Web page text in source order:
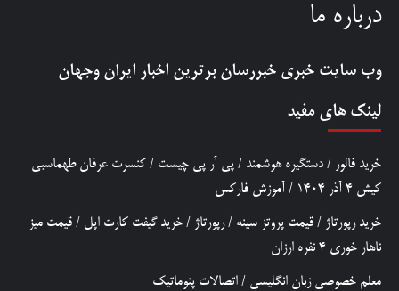
درباره ما
وب سایت خبری خبررسان برترین اخبار ایران وجهان
لینک های مفید
خرید فالور / دستگیره هوشمند / پی آر پی چیست / کنسرت عرفان طهماسبی
کیش 4 آذر 1404
/ آموزش فارکس
خرید رپورتاژ / قیمت پروتز سینه /رپورتاژ / خرید گیفت کارت اپل / قیمت میز
ناهار خوری 4 نفره ارزان
معلم خصوصی زبان انگلیسی / اتصالات پنوماتیک